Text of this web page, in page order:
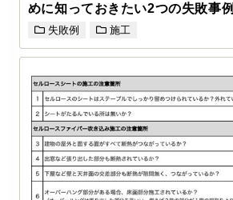
めに知っておきたい2つの失敗事例
失敗例 施工